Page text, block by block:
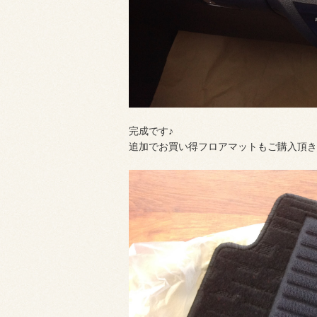
完成です♪
追加でお買い得フロアマットもご購入頂